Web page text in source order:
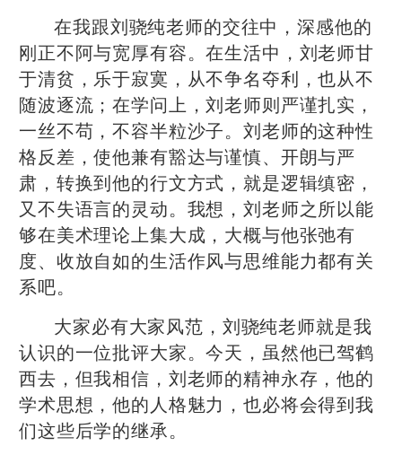
在我跟刘骁纯老师的交往中，深感他的
刚正不阿与宽厚有容。在生活中，刘老师甘
于清贫，乐于寂寞，从不争名夺利，也从不
随波逐流；在学问上，刘老师则严谨扎实，
一丝不苟，不容半粒沙子。刘老师的这种性
格反差，使他兼有豁达与谨慎、开朗与严
肃，转换到他的行文方式，就是逻辑缜密，
又不失语言的灵动。我想，刘老师之所以能
够在美术理论上集大成，大概与他张弛有
度、收放自如的生活作风与思维能力都有关
系吧。
大家必有大家风范，刘骁纯老师就是我
认识的一位批评大家。今天，虽然他已驾鹤
西去，但我相信，刘老师的精神永存，他的
学术思想，他的人格魅力，也必将会得到我
们这些后学的继承。